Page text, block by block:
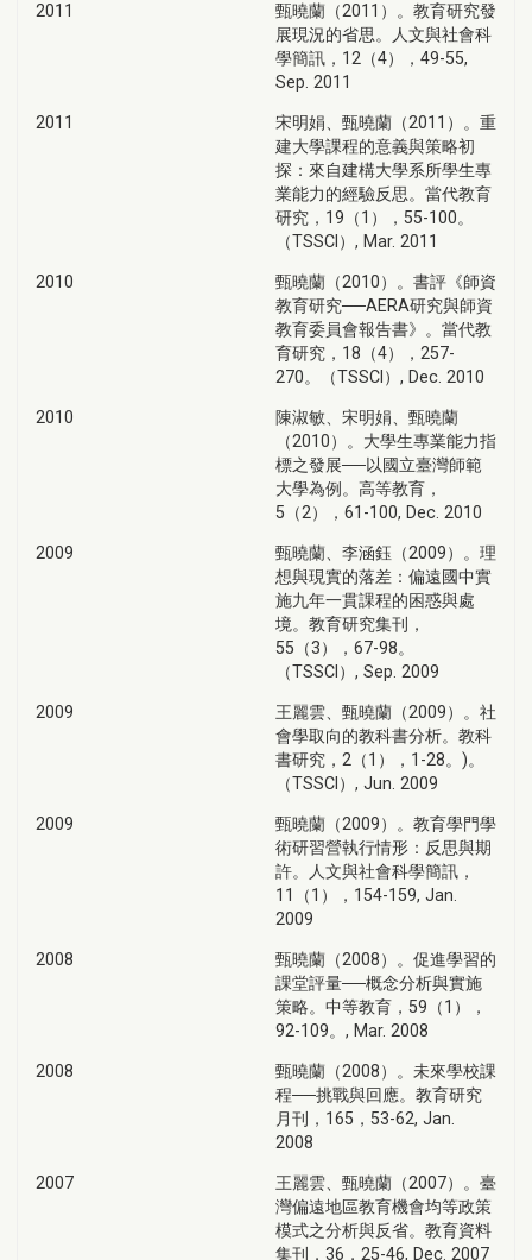
2011
甄曉蘭（2011）。教育研究發
展現況的省思。人文與社會科
學簡訊，12（4），49-55,
Sep. 2011
2011
宋明娟、甄曉蘭（2011）。重
建大學課程的意義與策略初
探：來自建構大學系所學生專
業能力的經驗反思。當代教育
研究，19（1），55-100。
（TSSCI）, Mar. 2011
2010
甄曉蘭（2010）。書評《師資
教育研究──AERA研究與師資
教育委員會報告書》。當代教
育研究，18（4），257-
270。（TSSCI）, Dec. 2010
2010
陳淑敏、宋明娟、甄曉蘭
（2010）。大學生專業能力指
標之發展──以國立臺灣師範
大學為例。高等教育，
5（2），61-100, Dec. 2010
2009
甄曉蘭、李涵鈺（2009）。理
想與現實的落差：偏遠國中實
施九年一貫課程的困惑與處
境。教育研究集刊，
55（3），67-98。
（TSSCI）, Sep. 2009
2009
王麗雲、甄曉蘭（2009）。社
會學取向的教科書分析。教科
書研究，2（1），1-28。)。
（TSSCI）, Jun. 2009
2009
甄曉蘭（2009）。教育學門學
術研習營執行情形：反思與期
許。人文與社會科學簡訊，
11（1），154-159, Jan.
2009
2008
甄曉蘭（2008）。促進學習的
課堂評量──概念分析與實施
策略。中等教育，59（1），
92-109。, Mar. 2008
2008
甄曉蘭（2008）。未來學校課
程──挑戰與回應。教育研究
月刊，165，53-62, Jan.
2008
2007
王麗雲、甄曉蘭（2007）。臺
灣偏遠地區教育機會均等政策
模式之分析與反省。教育資料
集刊，36，25-46, Dec. 2007